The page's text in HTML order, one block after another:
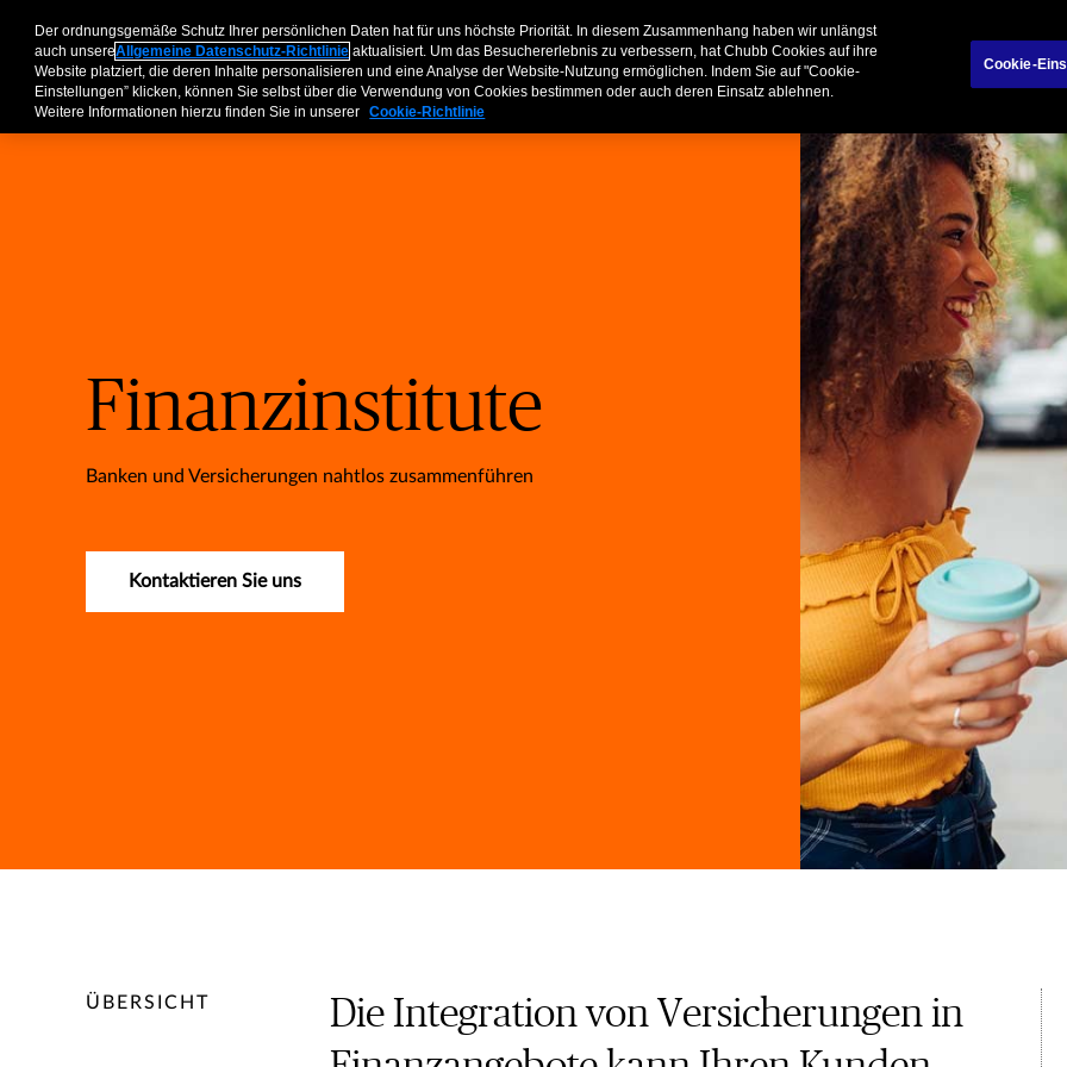
Unternehmen​ Makler Privatkunden & Partner​ Kooperationen Über Chubb
Finanzinstitute
Banken und Versicherungen nahtlos zusammenführen
Kontaktieren Sie uns
ÜBERSICHT
Die Integration von Versicherungen in
Der ordnungsgemäße Schutz Ihrer persönlichen Daten hat für uns höchste Priorität. In diesem Zusammenhang haben wir unlängst
auch unsereAllgemeine Datenschutz-Richtlinie aktualisiert. Um das Besuchererlebnis zu verbessern, hat Chubb Cookies auf ihre
Website platziert, die deren Inhalte personalisieren und eine Analyse der Website-Nutzung ermöglichen. Indem Sie auf "Cookie-
Einstellungen” klicken, können Sie selbst über die Verwendung von Cookies bestimmen oder auch deren Einsatz ablehnen.
Weitere Informationen hierzu finden Sie in unserer Cookie-Richtlinie
Cookie-